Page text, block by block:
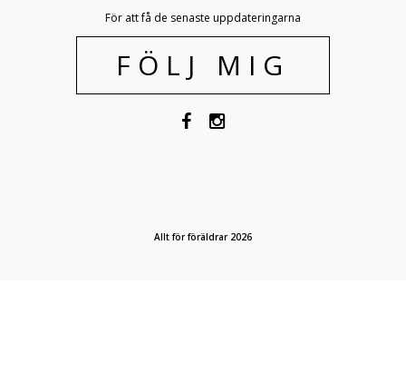
För att få de senaste uppdateringarna
FÖLJ MIG
Allt för föräldrar 2026